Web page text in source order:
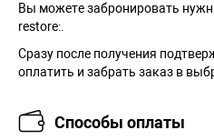
Вы можете забронировать
restore:.
Сразу после получения
оплатить и забрать заказ в
Способы оплаты